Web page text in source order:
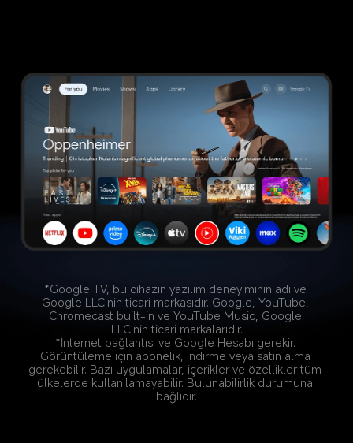
*Google TV, bu cihazın yazılım deneyiminin adı ve
Google LLC'nin ticari markasıdır. Google, YouTube,
Chromecast built-in ve YouTube Music, Google
LLC'nin ticari markalarıdır.
*İnternet bağlantısı ve Google Hesabı gerekir.
Görüntüleme için abonelik, indirme veya satın alma
gerekebilir. Bazı uygulamalar, içerikler ve özellikler tüm
ülkelerde kullanılamayabilir. Bulunabilirlik durumuna
bağlıdır.